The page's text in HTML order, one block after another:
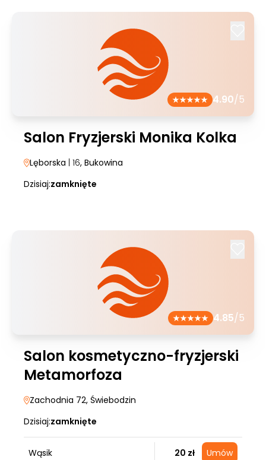
4.90/5
Salon Fryzjerski Monika Kolka
Lęborska | 16, Bukowina
Dzisiaj:zamknięte
4.85/5
Salon kosmetyczno-fryzjerski
Metamorfoza
Zachodnia 72, Świebodzin
Dzisiaj:zamknięte
Wąsik 20 zł Umów